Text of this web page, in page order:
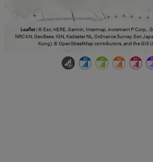
Leaflet © Esri, HERE, Garmin, Intermap, increment P Corp.,
NRCAN, GeoBase, IGN, Kadaster NL, Ordnance Survey, Esri
Kong), © OpenStreetMap contributors, and the GIS